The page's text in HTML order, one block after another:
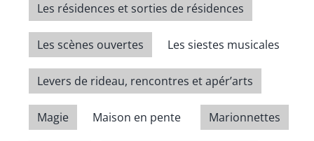
Les résidences et sorties de résidences
Les scènes ouvertes Les siestes musicales
Levers de rideau, rencontres et apér’arts
Magie Maison en pente Marionnettes